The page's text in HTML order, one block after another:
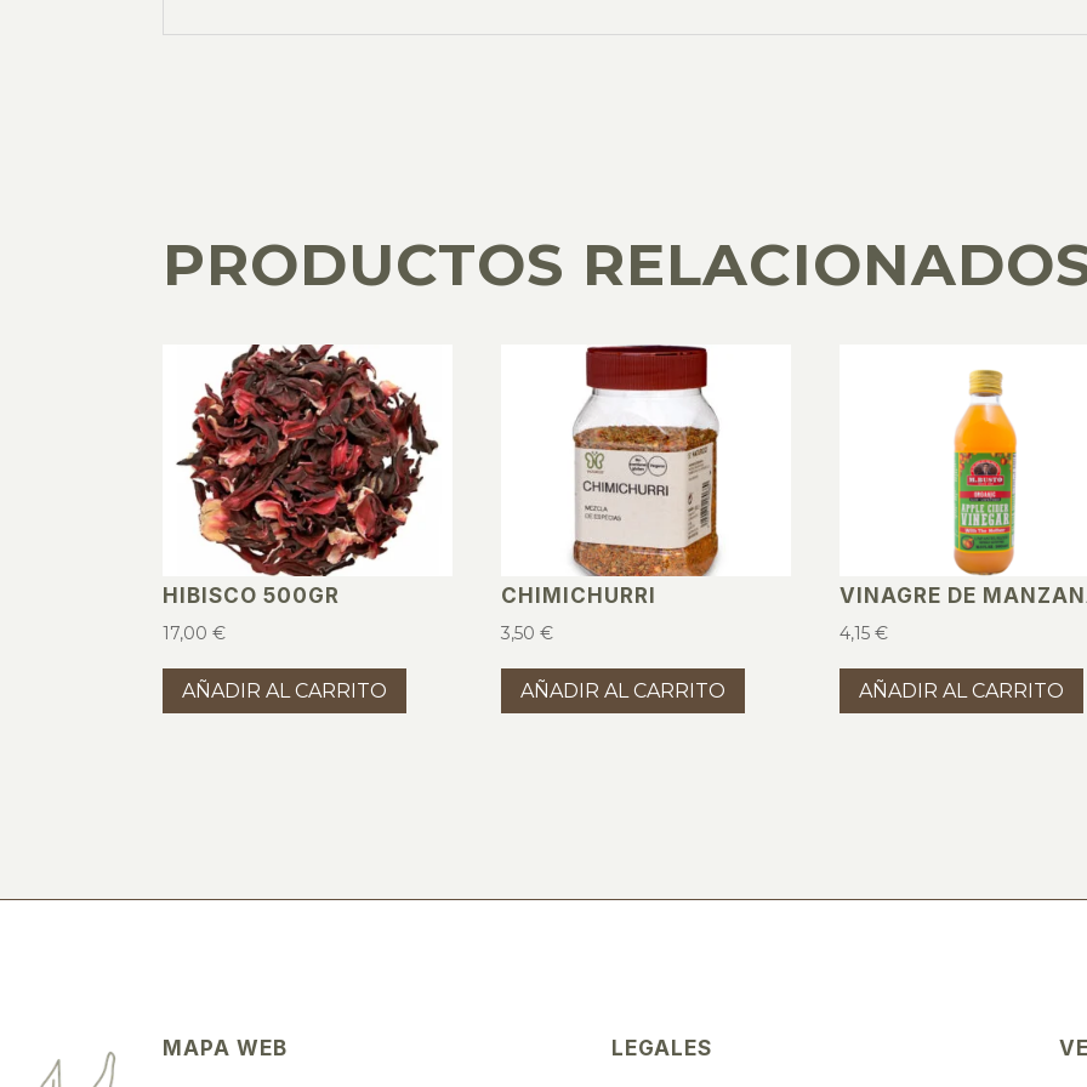
PRODUCTOS
HIBISCO 500GR
17,00€
AÑADIR AL CARRITO
CHIMICHURRI
3,50€
AÑADIR AL CARRITO
VINAGRE DE
4,15€
AÑADIR AL CARRITO
MAPA WEB LEGALES